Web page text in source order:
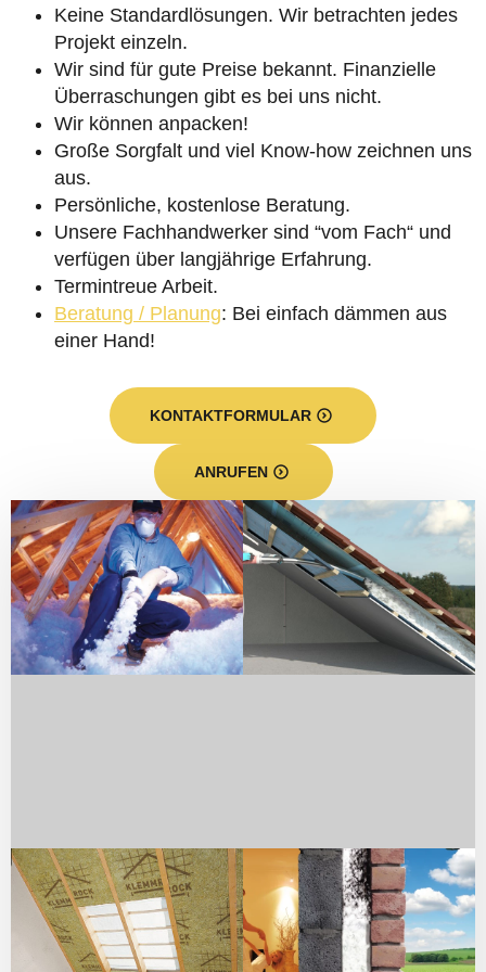
Keine Standardlösungen. Wir betrachten jedes
Projekt einzeln.
Wir sind für gute Preise bekannt. Finanzielle
Überraschungen gibt es bei uns nicht.
Wir können anpacken!
Große Sorgfalt und viel Know-how zeichnen uns
aus.
Persönliche, kostenlose Beratung.
Unsere Fachhandwerker sind “vom Fach“ und
verfügen über langjährige Erfahrung.
Termintreue Arbeit.
Beratung / Planung: Bei einfach dämmen aus
einer Hand!
KONTAKTFORMULAR
ANRUFEN